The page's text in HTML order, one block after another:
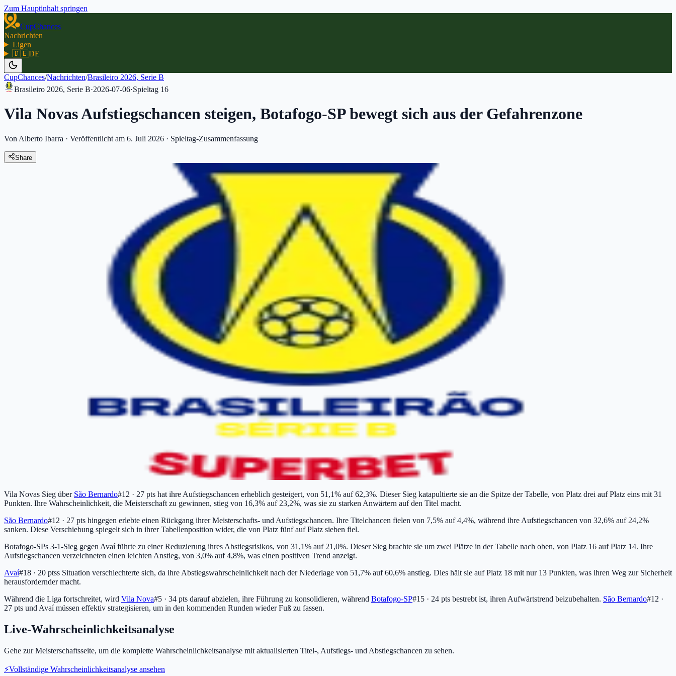
Zum Hauptinhalt springen
CupChances
Nachrichten
Ligen
🇩🇪DE
CupChances/Nachrichten/Brasileiro 2026, Serie B
Brasileiro 2026, Serie B·2026-07-06·Spieltag 16
Vila Novas Aufstiegschancen steigen, Botafogo-SP bewegt sich aus der Gefahrenzone
Von Alberto Ibarra · Veröffentlicht am 6. Juli 2026 · Spieltag-Zusammenfassung
Share
Vila Novas Sieg über São Bernardo#12 · 27 pts hat ihre Aufstiegschancen erheblich gesteigert, von 51,1% auf 62,3%. Dieser Sieg katapultierte sie an die Spitze der Tabelle, von Platz drei auf Platz eins mit 31
Punkten. Ihre Wahrscheinlichkeit, die Meisterschaft zu gewinnen, stieg von 16,3% auf 23,2%, was sie zu starken Anwärtern auf den Titel macht.
São Bernardo#12 · 27 pts hingegen erlebte einen Rückgang ihrer Meisterschafts- und Aufstiegschancen. Ihre Titelchancen fielen von 7,5% auf 4,4%, während ihre Aufstiegschancen von 32,6% auf 24,2%
sanken. Diese Verschiebung spiegelt sich in ihrer Tabellenposition wider, die von Platz fünf auf Platz sieben fiel.
Botafogo-SPs 3-1-Sieg gegen Avaí führte zu einer Reduzierung ihres Abstiegsrisikos, von 31,1% auf 21,0%. Dieser Sieg brachte sie um zwei Plätze in der Tabelle nach oben, von Platz 16 auf Platz 14. Ihre
Aufstiegschancen verzeichneten einen leichten Anstieg, von 3,0% auf 4,8%, was einen positiven Trend anzeigt.
Avaí#18 · 20 ptss Situation verschlechterte sich, da ihre Abstiegswahrscheinlichkeit nach der Niederlage von 51,7% auf 60,6% anstieg. Dies hält sie auf Platz 18 mit nur 13 Punkten, was ihren Weg zur Sicherheit
herausfordernder macht.
Während die Liga fortschreitet, wird Vila Nova#5 · 34 pts darauf abzielen, ihre Führung zu konsolidieren, während Botafogo-SP#15 · 24 pts bestrebt ist, ihren Aufwärtstrend beizubehalten. São Bernardo#12 ·
27 pts und Avaí müssen effektiv strategisieren, um in den kommenden Runden wieder Fuß zu fassen.
Live-Wahrscheinlichkeitsanalyse
Gehe zur Meisterschaftsseite, um die komplette Wahrscheinlichkeitsanalyse mit aktualisierten Titel-, Aufstiegs- und Abstiegschancen zu sehen.
⚡Vollständige Wahrscheinlichkeitsanalyse ansehen